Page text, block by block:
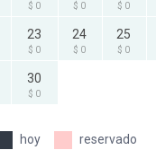
$ 0 $ 0 $ 0
23
$ 0
24
$ 0
25
$ 0
30
$ 0
hoy reservado